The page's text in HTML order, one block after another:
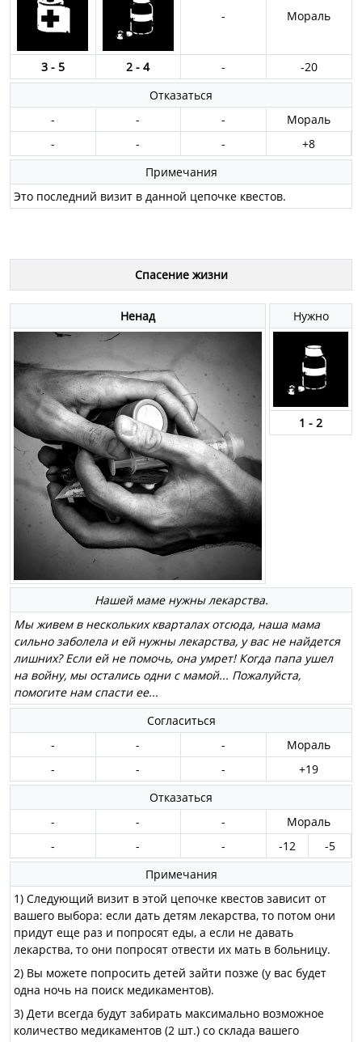
- Мораль
3 - 5 2 - 4 -
-20
Отказаться
-
- -
Мораль
-
- -
+8
Примечания
Это последний визит в данной цепочке квестов.
Спасение жизни
Ненад
Нашей маме нужны лекарства.
Мы живем в нескольких кварталах отсюда, наша мама
сильно заболела и ей нужны лекарства, у вас не найдется
лишних? Если ей не помочь, она умрет! Когда папа ушел
на войну, мы остались одни с мамой... Пожалуйста,
помогите нам спасти ее...
Нужно
1 - 2
Согласиться
-
- -
Мораль
-
- -
+19
Отказаться
-
- -
Мораль
-
- - -12
-5
Примечания
1) Следующий визит в этой цепочке квестов зависит от
вашего выбора: если дать детям лекарства, то потом они
придут еще раз и попросят еды, а если не давать
лекарства, то они попросят отвести их мать в больницу.
2) Вы можете попросить детей зайти позже (у вас будет
одна ночь на поиск медикаментов).
3) Дети всегда будут забирать максимально возможное
количество медикаментов (2 шт.) со склада вашего